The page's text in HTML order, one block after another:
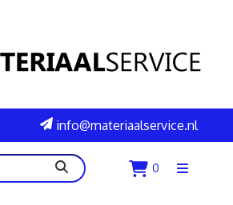
info@materiaalservice.nl
zoeken 0
Menu